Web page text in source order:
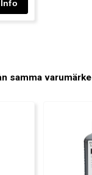
samma varumärke